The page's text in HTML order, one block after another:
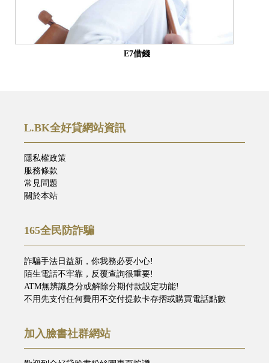
E7借錢
L.BK全好貸網站資訊
隱私權政策
服務條款
常見問題
關於本站
165全民防詐騙
詐騙手法日益新，你我務必要小心!
陌生電話不牢靠，反覆查詢很重要!
ATM無辨識身分或解除分期付款設定功能!
不用先支付任何費用不交付提款卡存摺或購買電話點數
加入臉書社群網站